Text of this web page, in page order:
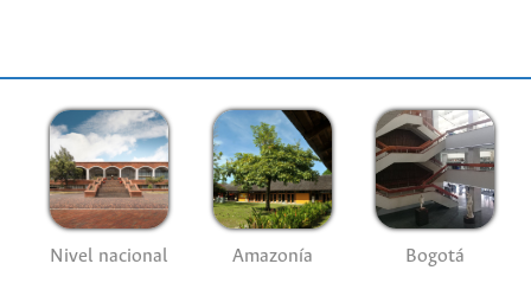
Nivel nacional Amazonía Bogotá